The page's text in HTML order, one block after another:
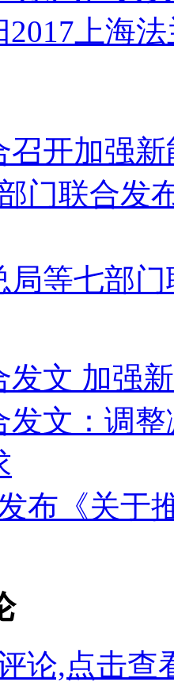
上海
召开加强
门联合发
局等七部
发文 加强
发文：调
布《关于
论,点击查